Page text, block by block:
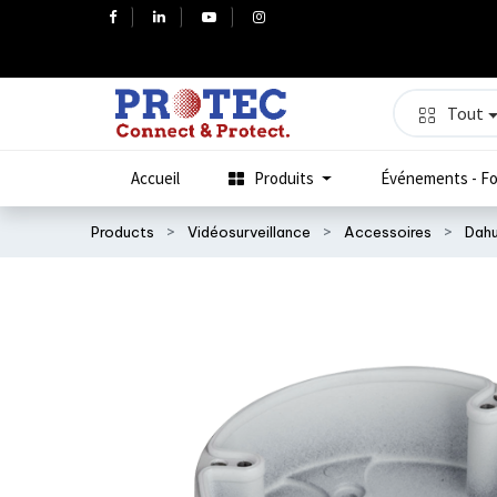
Tout
Accueil Produits Événements -
Products Vidéosurveillance Accessoires